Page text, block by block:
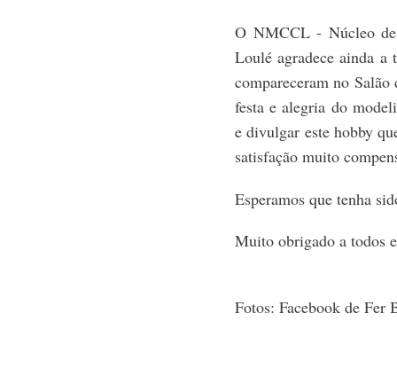
O NMCCL - Núcleo
Loulé agradece ainda a
compareceram no
festa e alegria do
e divulgar este hobby
satisfação muito
Esperamos que tenha
Muito obrigado a todos
Fotos: Facebook de Fer